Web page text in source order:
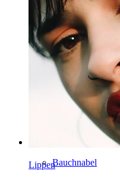
Lippen
Entdecke
zum Verstecken
Umgebungen oder
hergestellt aus
Mehr lesen
Bauchnabel